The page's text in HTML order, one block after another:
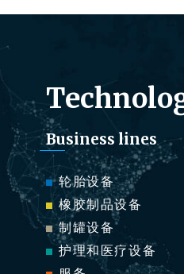
Business lines
轮胎设备
橡胶制品设备
制罐设备
护理和医疗设备